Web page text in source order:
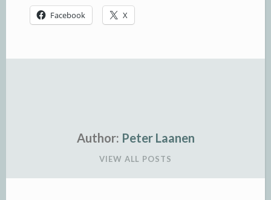
Facebook X
Author: Peter Laanen
VIEW ALL POSTS